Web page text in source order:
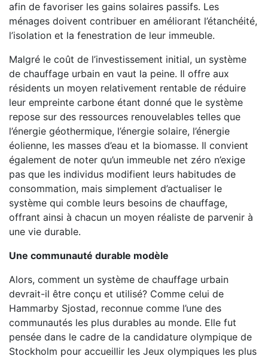
afin de favoriser les gains solaires passifs. Les
ménages doivent contribuer en améliorant l’étanchéité,
l’isolation et la fenestration de leur immeuble.
Malgré le coût de l’investissement initial, un système
de chauffage urbain en vaut la peine. Il offre aux
résidents un moyen relativement rentable de réduire
leur empreinte carbone étant donné que le système
repose sur des ressources renouvelables telles que
l’énergie géothermique, l’énergie solaire, l’énergie
éolienne, les masses d’eau et la biomasse. Il convient
également de noter qu’un immeuble net zéro n’exige
pas que les individus modifient leurs habitudes de
consommation, mais simplement d’actualiser le
système qui comble leurs besoins de chauffage,
offrant ainsi à chacun un moyen réaliste de parvenir à
une vie durable.
Une communauté durable modèle
Alors, comment un système de chauffage urbain
devrait-il être conçu et utilisé? Comme celui de
Hammarby Sjostad, reconnue comme l’une des
communautés les plus durables au monde. Elle fut
pensée dans le cadre de la candidature olympique de
Stockholm pour accueillir les Jeux olympiques les plus